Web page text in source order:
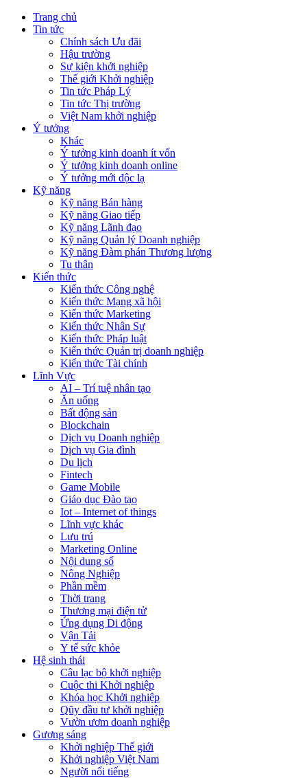
Trang chủ
Tin tức
Chính sách Ưu đãi
Hậu trường
Sự kiện khởi nghiệp
Thế giới Khởi nghiệp
Tin tức Pháp Lý
Tin tức Thị trường
Việt Nam khởi nghiệp
Ý tưởng
Khác
Ý tưởng kinh doanh ít vốn
Ý tưởng kinh doanh online
Ý tưởng mới độc lạ
Kỹ năng
Kỹ năng Bán hàng
Kỹ năng Giao tiếp
Kỹ năng Lãnh đạo
Kỹ năng Quản lý Doanh nghiệp
Kỹ năng Đàm phán Thương lượng
Tu thân
Kiến thức
Kiến thức Công nghệ
Kiến thức Mạng xã hội
Kiến thức Marketing
Kiến thức Nhân Sự
Kiến thức Pháp luật
Kiến thức Quản trị doanh nghiệp
Kiến thức Tài chính
Lĩnh Vực
AI – Trí tuệ nhân tạo
Ăn uống
Bất động sản
Blockchain
Dịch vụ Doanh nghiệp
Dịch vụ Gia đình
Du lịch
Fintech
Game Mobile
Giáo dục Đào tạo
Iot – Internet of things
Lĩnh vực khác
Lưu trú
Marketing Online
Nội dung số
Nông Nghiệp
Phần mềm
Thời trang
Thương mại điện tử
Ứng dụng Di động
Vận Tải
Y tế sức khỏe
Hệ sinh thái
Câu lạc bộ khởi nghiệp
Cuộc thi Khởi nghiệp
Khóa học Khởi nghiệp
Qũy đầu tư khởi nghiệp
Vườn ươm doanh nghiệp
Gương sáng
Khởi nghiệp Thế giới
Khởi nghiệp Việt Nam
Người nổi tiếng